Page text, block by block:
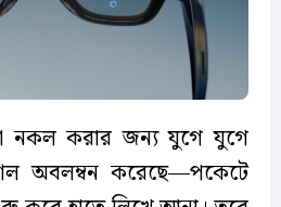
নকল করার জন্য যুগে যুগে
অবলম্বন করেছে—পকেটে